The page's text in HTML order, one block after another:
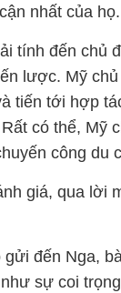
nhất của họ.
tính đến chủ
lược. Mỹ
tiến tới hợp
có thể, Mỹ
công du
giá, qua lời
đến Nga,
sự coi